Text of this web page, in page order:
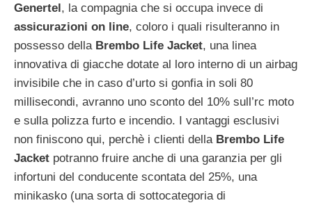
Genertel, la compagnia che si occupa invece di
assicurazioni on line, coloro i quali risulteranno in
possesso della Brembo Life Jacket, una linea
innovativa di giacche dotate al loro interno di un airbag
invisibile che in caso d’urto si gonfia in soli 80
millisecondi, avranno uno sconto del 10% sull’rc moto
e sulla polizza furto e incendio. I vantaggi esclusivi
non finiscono qui, perchè i clienti della Brembo Life
Jacket potranno fruire anche di una garanzia per gli
infortuni del conducente scontata del 25%, una
minikasko (una sorta di sottocategoria di